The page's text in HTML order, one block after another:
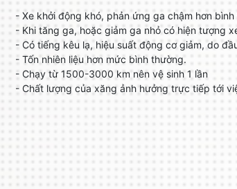
- Xe khởi động khó, phản ứng ga chậm hơn
- Khi tăng ga, hoặc giảm ga nhỏ có hiện tượng
- Có tiếng kêu lạ, hiệu suất động cơ giảm, do
- Tốn nhiên liệu hơn mức bình thường.
- Chạy từ 1500-3000 km nên vệ sinh 1 lần
- Chất lượng của xăng ảnh hưởng trực tiếp tới